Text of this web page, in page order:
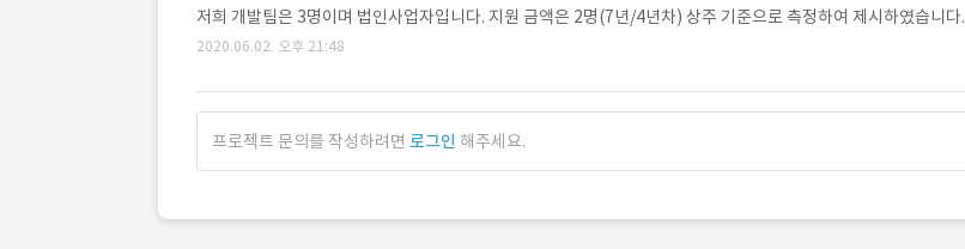
저희 개발팀은 3명이며 법인사업자입니다. 지원 금액은 2명(7년/4년차) 상주 기준으로 측정하여 제시하였습니다.
2020.06.02. 오후 21:48
프로젝트 문의를 작성하려면 로그인 해주세요.